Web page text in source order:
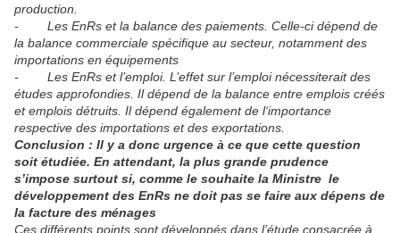
production.
- Les EnRs et la balance des paiements. Celle-ci dépend de
la balance commerciale spécifique au secteur, notamment des
importations en équipements
- Les EnRs et l’emploi. L’effet sur l’emploi nécessiterait des
études approfondies. Il dépend de la balance entre emplois créés
et emplois détruits. Il dépend également de l‘importance
respective des importations et des exportations.
Conclusion : Il y a donc urgence à ce que cette question
soit étudiée. En attendant, la plus grande prudence
s’impose surtout si, comme le souhaite la Ministre le
développement des EnRs ne doit pas se faire aux dépens de
la facture des ménages
Ces différents points sont développés dans l’étude consacrée à